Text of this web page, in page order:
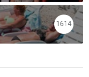
1614